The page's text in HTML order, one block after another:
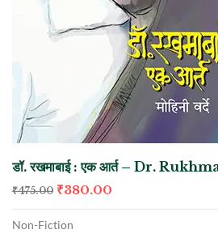
डॉ. रखमाबाई : एक आर्त – Dr.
₹475.00 ₹380.00
Non-Fiction